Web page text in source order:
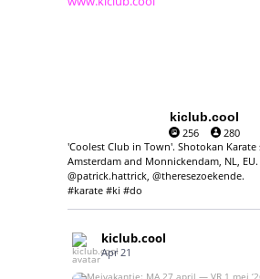
kiclub.cool
256
280
'Coolest Club in Town'. Shotokan Karate
Amsterdam and Monnickendam, NL, EU.
@patrick.hattrick, @theresezoekende.
#karate #ki #do
kiclub.cool
Apr 21